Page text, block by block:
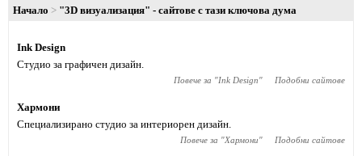
Начало "3D визуализация" - сайтове с тази ключова дума
Ink Design
Студио за графичен дизайн.
Повече за "Ink Design" Подобни сайтове
Хармони
Специализирано студио за интериорен дизайн.
Повече за "Хармони" Подобни сайтове